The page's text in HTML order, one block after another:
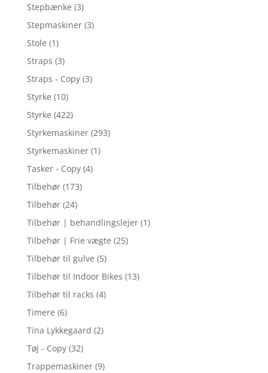
Stepbænke (3)
Stepmaskiner (3)
Stole (1)
Straps (3)
Straps - Copy (3)
Styrke (10)
Styrke (422)
Styrkemaskiner (293)
Styrkemaskiner (1)
Tasker - Copy (4)
Tilbehør (173)
Tilbehør (24)
Tilbehør | behandlingslejer (1)
Tilbehør | Frie vægte (25)
Tilbehør til gulve (5)
Tilbehør til Indoor Bikes (13)
Tilbehør til racks (4)
Timere (6)
Tina Lykkegaard (2)
Tøj - Copy (32)
Trappemaskiner (9)